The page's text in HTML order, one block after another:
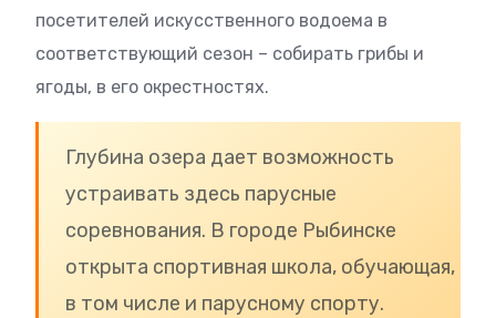
посетителей искусственного водоема в
соответствующий сезон – собирать грибы и
ягоды, в его окрестностях.
Глубина озера дает возможность
устраивать здесь парусные
соревнования. В городе Рыбинске
открыта спортивная школа, обучающая,
в том числе и парусному спорту.